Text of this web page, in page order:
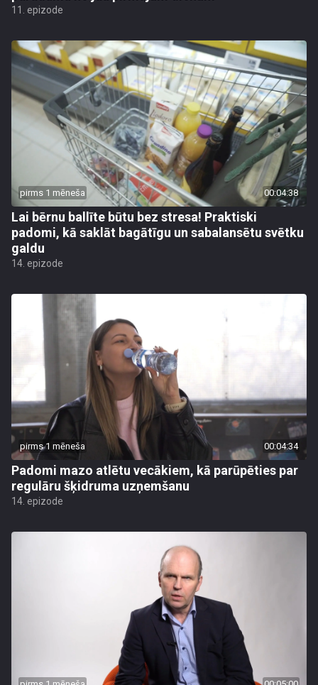
11. epizode
pirms 1 mēneša 00:04:38
Lai bērnu ballīte būtu bez stresa! Praktiski
padomi, kā saklāt bagātīgu un sabalansētu svētku
galdu
14. epizode
pirms 1 mēneša 00:04:34
Padomi mazo atlētu vecākiem, kā parūpēties par
regulāru šķidruma uzņemšanu
14. epizode